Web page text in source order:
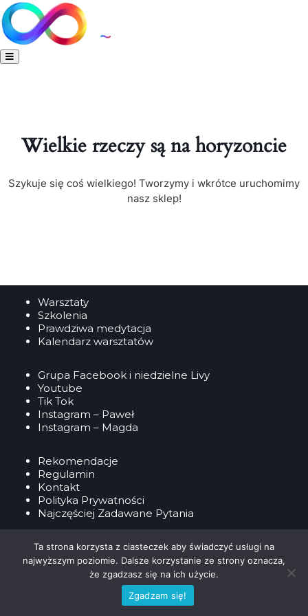
Wielkie rzeczy są na horyzoncie
Szykuje się coś wielkiego! Tworzymy i wkrótce uruchomimy
nasz sklep!
Warsztaty
Szkolenia
Prawdziwa medytacja
Kalendarz warsztatów
Grupa Facebook i niedzielne Livy
Youtube
Tik Tok
Instagram – Paweł
Instagram – Magda
Rekomendacje
Regulamin
Kontakt
Polityka Prywatności
Najczęściej Zadawane Pytania
Wszystkie prawa zastrzeżone.
Projekt i wykonanie:
Ta strona korzysta z ciasteczek aby świadczyć usługi na
najwyższym poziomie. Dalsze korzystanie ze strony oznacza,
że zgadzasz się na ich użycie.
Zgadzam się!